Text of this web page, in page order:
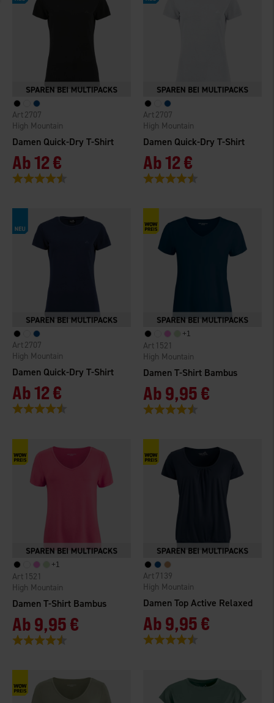
Damen Quick-Dry T-Shirt
High Mountain
2707
Ab12 €
Bewertung:
Damen Quick-Dry T-Shirt
High Mountain
2707
Ab12 €
Bewertung:
Damen Quick-Dry T-Shirt
High Mountain
2707
Ab12 €
Bewertung:
+1
Damen T-Shirt Bambus
High Mountain
1521
Ab9,95 €
Bewertung:
+1
Damen T-Shirt Bambus
High Mountain
1521
Ab9,95 €
Bewertung:
Damen Top Active Relaxed
High Mountain
7139
Ab9,95 €
Bewertung: